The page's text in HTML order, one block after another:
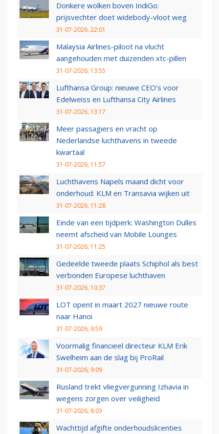
Donkere wolken boven IndiGo:
prijsvechter doet widebody-vloot weg
31-07-2026, 22:01
Malaysia Airlines-piloot na vlucht
aangehouden met duizenden xtc-pillen
31-07-2026, 13:55
Lufthansa Group: nieuwe CEO’s voor
Edelweiss en Lufthansa City Airlines
31-07-2026, 13:17
Meer passagiers en vracht op
Nederlandse luchthavens in tweede
kwartaal
31-07-2026, 11:57
Luchthavens Napels maand dicht voor
onderhoud: KLM en Transavia wijken uit
31-07-2026, 11:28
Einde van een tijdperk: Washington Dulles
neemt afscheid van Mobile Lounges
31-07-2026, 11:25
Gedeelde tweede plaats Schiphol als best
verbonden Europese luchthaven
31-07-2026, 10:37
LOT opent in maart 2027 nieuwe route
naar Hanoi
31-07-2026, 9:59
Voormalig financieel directeur KLM Erik
Swelheim aan de slag bij ProRail
31-07-2026, 9:09
Rusland trekt vliegvergunning Izhavia in
wegens zorgen over veiligheid
31-07-2026, 8:03
Wachttijd afgifte onderhoudslicenties